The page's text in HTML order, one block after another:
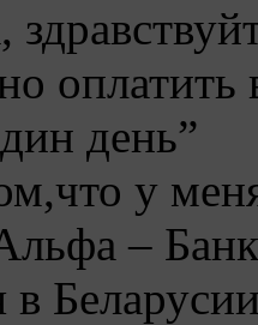
оплатить
день”
у
–